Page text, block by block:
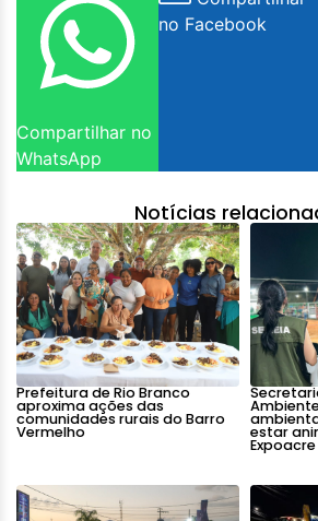
Compartilhar no
WhatsApp
no Facebook
Notícias
Prefeitura de Rio Branco
aproxima ações das
comunidades rurais do Barro
Vermelho estar